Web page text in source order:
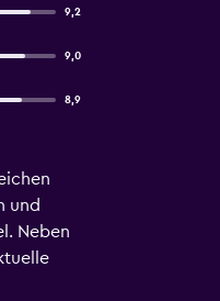
9,2
9,0
8,9
und
Neben